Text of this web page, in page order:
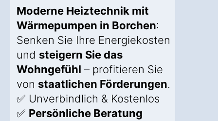
Moderne Heiztechnik mit
Wärmepumpen in Borchen:
Senken Sie Ihre Energiekosten
und steigern Sie das
Wohngefühl – profitieren Sie
von staatlichen Förderungen.
✅ Unverbindlich & Kostenlos
✅ Persönliche Beratung